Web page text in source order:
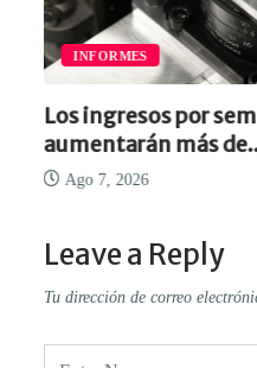
INFORMES
Los ingresos por
aumentarán más
Ago 7, 2026
Leave a Reply
Tu dirección de correo